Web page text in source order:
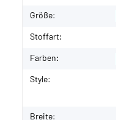
Größe:
Stoffart:
Farben:
Style:
Breite: